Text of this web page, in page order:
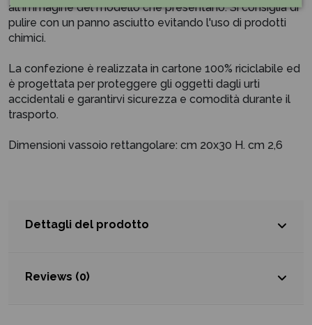
all'immagine del modello che presentano. Si consiglia di
pulire con un panno asciutto evitando l'uso di prodotti
chimici.
La confezione è realizzata in cartone 100% riciclabile ed
è progettata per proteggere gli oggetti dagli urti
accidentali e garantirvi sicurezza e comodità durante il
trasporto.
Dimensioni vassoio rettangolare: cm 20x30 H. cm 2,6
Dettagli del prodotto
Reviews (0)